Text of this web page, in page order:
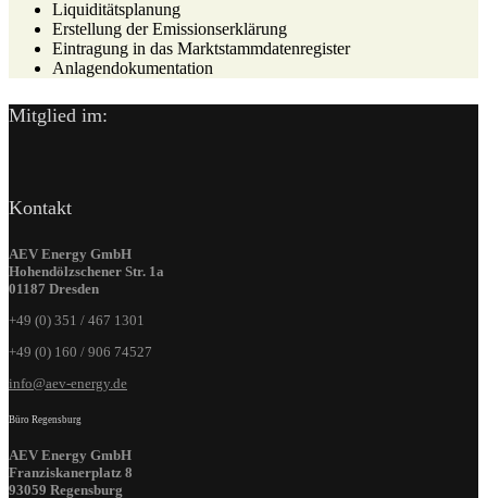
Liquiditätsplanung
Erstellung der Emissionserklärung
Eintragung in das Marktstammdatenregister
Anlagendokumentation
Mitglied im:
Kontakt
AEV Energy GmbH
Hohendölzschener Str. 1a
01187 Dresden
+49 (0) 351 / 467 1301
+49 (0) 160 / 906 74527
info@aev-energy.de
Büro Regensburg
AEV Energy GmbH
Franziskanerplatz 8
93059 Regensburg